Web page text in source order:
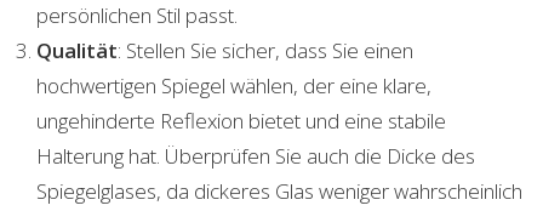
persönlichen Stil passt.
Qualität: Stellen Sie sicher, dass Sie einen
hochwertigen Spiegel wählen, der eine klare,
ungehinderte Reflexion bietet und eine stabile
Halterung hat. Überprüfen Sie auch die Dicke des
Spiegelglases, da dickeres Glas weniger wahrscheinlich